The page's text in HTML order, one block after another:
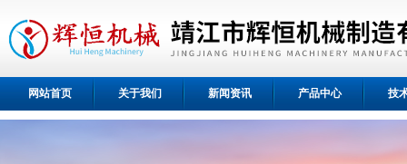
网站首页 关于我们 新闻资讯 产品中心 技